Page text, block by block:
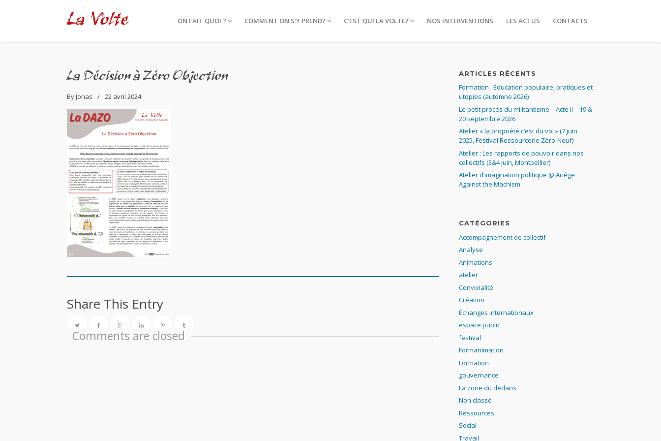
La Volte ON FAIT QUOI ? COMMENT ON S’Y PREND? C’EST QUI LA VOLTE? NOS INTERVENTIONS LES ACTUS CONTACTS
La Décision à Zéro Objection
ByJonas 22 avril 2024
Share This Entry
Comments are closed
ARTICLES RÉCENTS
Formation : Éducation populaire, pratiques et
utopies (automne 2026)
Le petit procès du militantisme – Acte II – 19 &
20 septembre 2026
Atelier « la propriété c’est du vol » (7 juin
2025, Festival Ressourcerie Zéro-Neuf)
Atelier : Les rapports de pouvoir dans nos
collectifs (3&4 juin, Montpellier)
Atelier d’imagination politique @ Ariège
Against the Machism
CATÉGORIES
Accompagnement de collectif
Analyse
Animations
atelier
Convivialité
Création
Échanges internationaux
espace public
festival
Formanimation
Formation
gouvernance
La zone du dedans
Non classé
Ressources
Social
Travail